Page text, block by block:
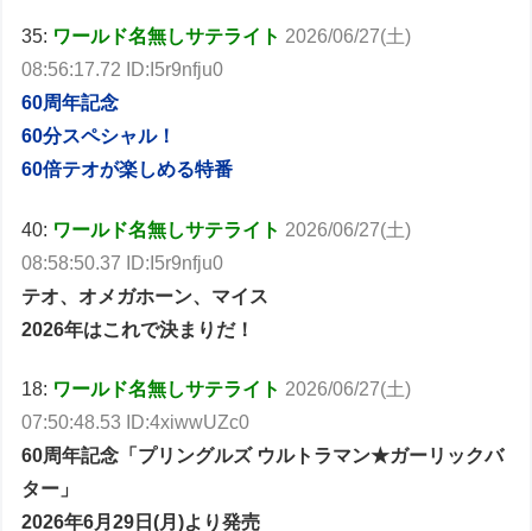
35: ワールド名無しサテライト 2026/06/27(土)
08:56:17.72 ID:I5r9nfju0
60周年記念
60分スペシャル！
60倍テオが楽しめる特番
40: ワールド名無しサテライト 2026/06/27(土)
08:58:50.37 ID:I5r9nfju0
テオ、オメガホーン、マイス
2026年はこれで決まりだ！
18: ワールド名無しサテライト 2026/06/27(土)
07:50:48.53 ID:4xiwwUZc0
60周年記念「プリングルズ ウルトラマン★ガーリックバ
ター」
2026年6月29日(月)より発売